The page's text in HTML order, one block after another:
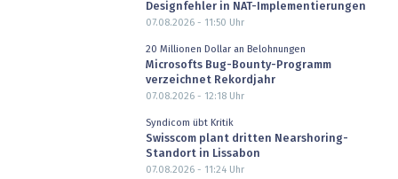
Designfehler in NAT-Implementierungen
07.08.2026 - 11:50 Uhr
20 Millionen Dollar an Belohnungen
Microsofts Bug-Bounty-Programm
verzeichnet Rekordjahr
07.08.2026 - 12:18Uhr
Syndicom übt Kritik
Swisscom plant dritten Nearshoring-
Standort in Lissabon
07.08.2026 - 11:24Uhr